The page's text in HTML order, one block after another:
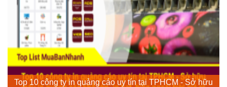
Top 10 công ty in quảng cáo uy tín tại TPHCM - Sở hữu